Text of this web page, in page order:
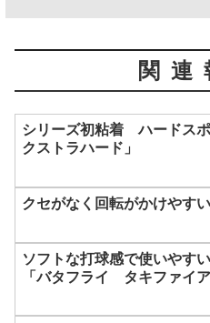
関連
シリーズ初粘着 ハードス
クストラハード」
クセがなく回転がかけや
ソフトな打球感で使いやす
「バタフライ タキファイ